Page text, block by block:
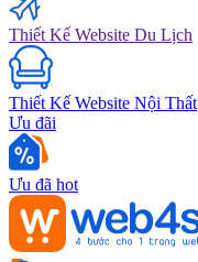
Thiết Kế Website Du Lịch
Thiết Kế Website Nội Thất
Ưu đãi
Ưu đã hot